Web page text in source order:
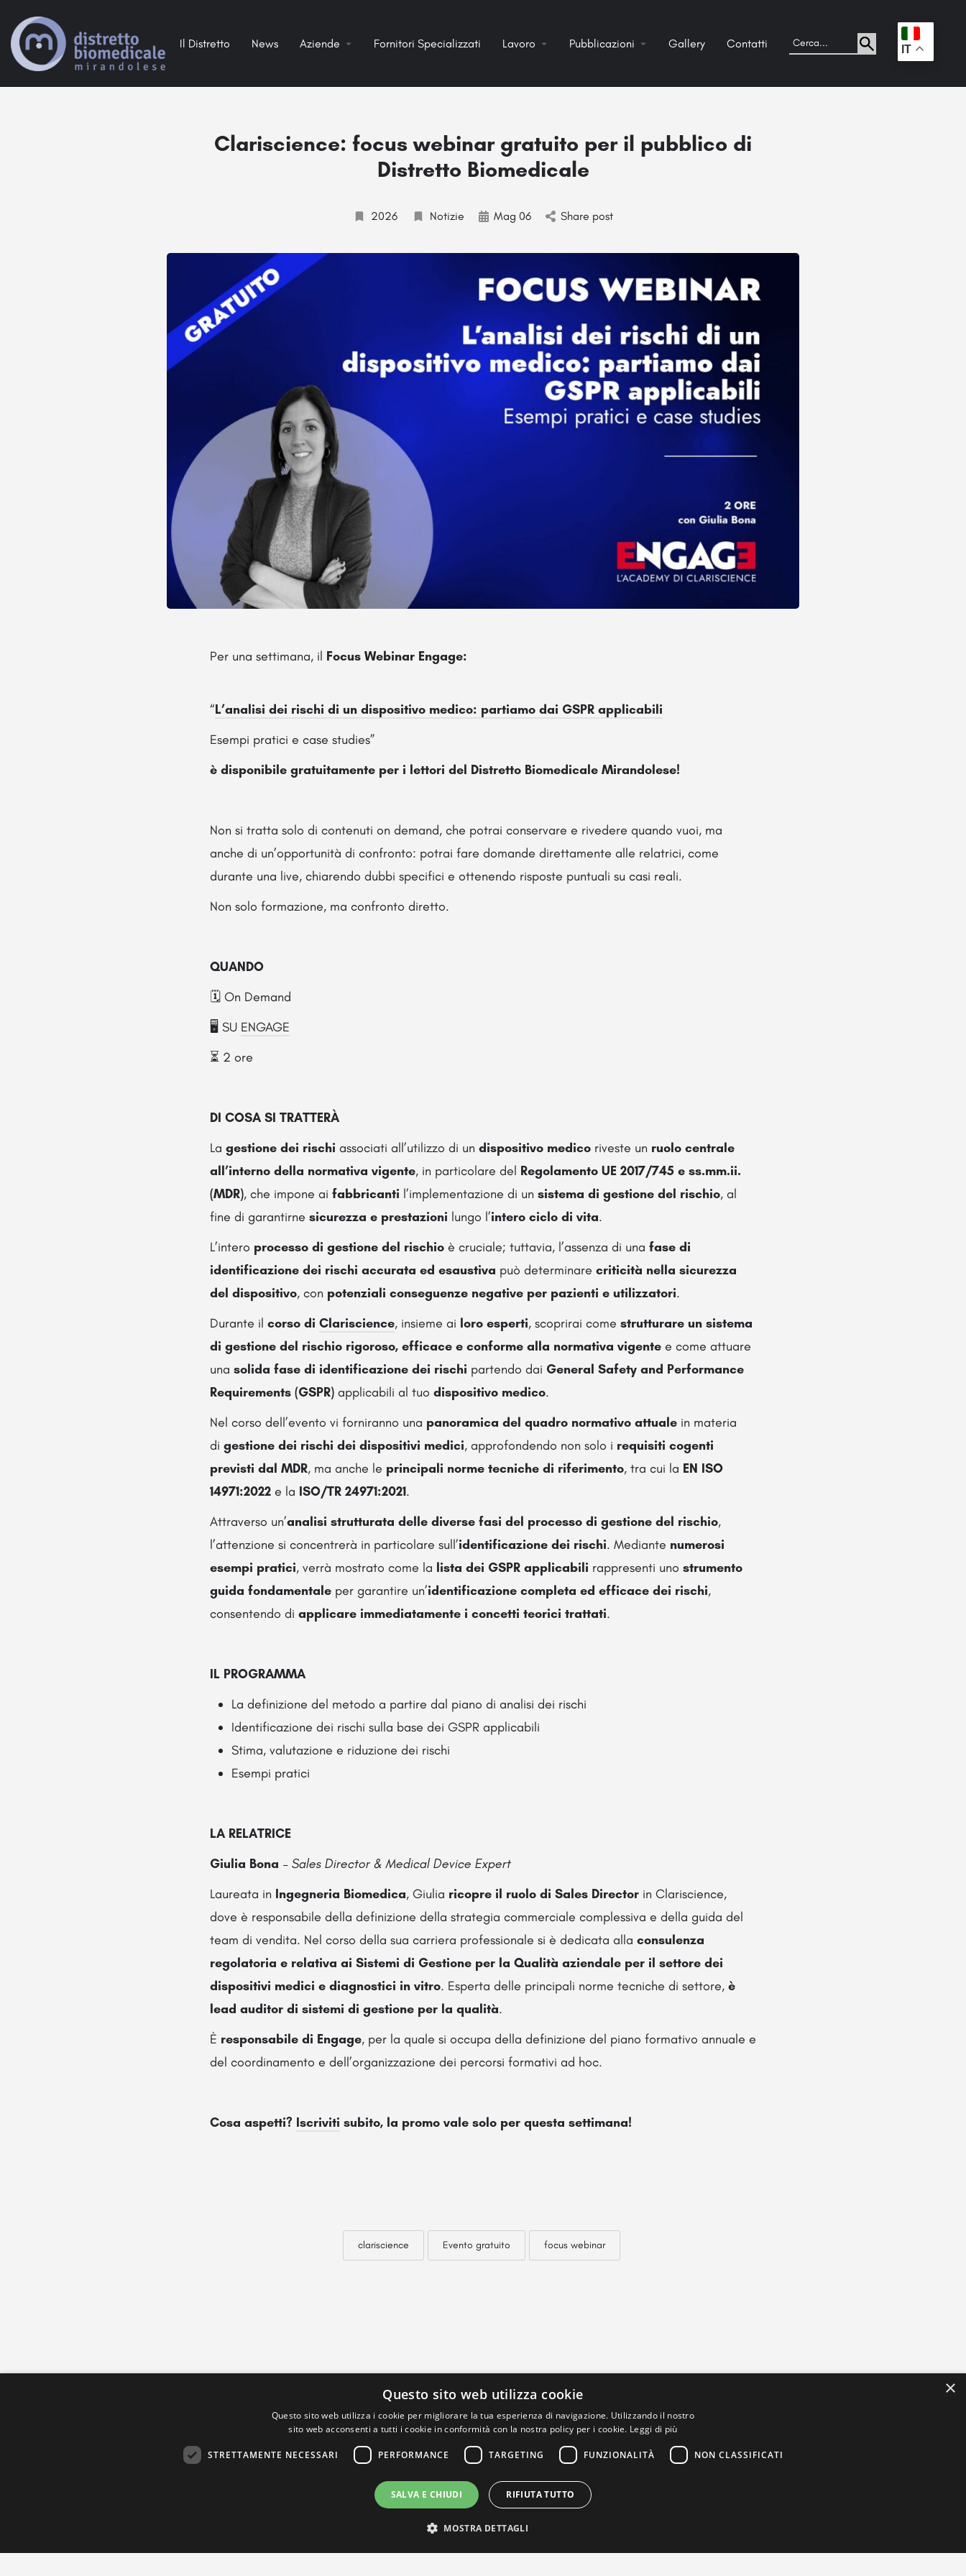
Il Distretto News Aziende Fornitori Specializzati Lavoro Pubblicazioni Gallery Contatti . IT
Clariscience: focus webinar gratuito per il pubblico di
Distretto Biomedicale
2026 Notizie Mag 06 Share post
Per una settimana, il Focus Webinar Engage:
“L’analisi dei rischi di un dispositivo medico: partiamo dai GSPR applicabili
Esempi pratici e case studies”
è disponibile gratuitamente per i lettori del Distretto Biomedicale Mirandolese!
Non si tratta solo di contenuti on demand, che potrai conservare e rivedere quando vuoi, ma
anche di un’opportunità di confronto: potrai fare domande direttamente alle relatrici, come
durante una live, chiarendo dubbi specifici e ottenendo risposte puntuali su casi reali.
Non solo formazione, ma confronto diretto.
QUANDO
🗓️ On Demand
🖥️ SU ENGAGE
⏳ 2 ore
DI COSA SI TRATTERÀ
La gestione dei rischi associati all’utilizzo di un dispositivo medico riveste un ruolo centrale
all’interno della normativa vigente, in particolare del Regolamento UE 2017/745 e ss.mm.ii.
(MDR), che impone ai fabbricanti l’implementazione di un sistema di gestione del rischio, al
fine di garantirne sicurezza e prestazioni lungo l’intero ciclo di vita.
L’intero processo di gestione del rischio è cruciale; tuttavia, l’assenza di una fase di
identificazione dei rischi accurata ed esaustiva può determinare criticità nella sicurezza
del dispositivo, con potenziali conseguenze negative per pazienti e utilizzatori.
Durante il corso di Clariscience, insieme ai loro esperti, scoprirai come strutturare un sistema
di gestione del rischio rigoroso, efficace e conforme alla normativa vigente e come attuare
una solida fase di identificazione dei rischi partendo dai General Safety and Performance
Requirements (GSPR) applicabili al tuo dispositivo medico.
Nel corso dell’evento vi forniranno una panoramica del quadro normativo attuale in materia
di gestione dei rischi dei dispositivi medici, approfondendo non solo i requisiti cogenti
previsti dal MDR, ma anche le principali norme tecniche di riferimento, tra cui la EN ISO
14971:2022 e la ISO/TR 24971:2021.
Attraverso un’analisi strutturata delle diverse fasi del processo di gestione del rischio,
l’attenzione si concentrerà in particolare sull’identificazione dei rischi. Mediante numerosi
esempi pratici, verrà mostrato come la lista dei GSPR applicabili rappresenti uno strumento
guida fondamentale per garantire un’identificazione completa ed efficace dei rischi,
consentendo di applicare immediatamente i concetti teorici trattati.
IL PROGRAMMA
La definizione del metodo a partire dal piano di analisi dei rischi
Identificazione dei rischi sulla base dei GSPR applicabili
Stima, valutazione e riduzione dei rischi
Esempi pratici
LA RELATRICE
Giulia Bona – Sales Director & Medical Device Expert
Laureata in Ingegneria Biomedica, Giulia ricopre il ruolo di Sales Director in Clariscience,
dove è responsabile della definizione della strategia commerciale complessiva e della guida del
team di vendita. Nel corso della sua carriera professionale si è dedicata alla consulenza
regolatoria e relativa ai Sistemi di Gestione per la Qualità aziendale per il settore dei
dispositivi medici e diagnostici in vitro. Esperta delle principali norme tecniche di settore, è
lead auditor di sistemi di gestione per la qualità.
È responsabile di Engage, per la quale si occupa della definizione del piano formativo annuale e
del coordinamento e dell’organizzazione dei percorsi formativi ad hoc.
Cosa aspetti? Iscriviti subito, la promo vale solo per questa settimana!
clariscience Evento gratuito focus webinar
×
Questo sito web utilizza cookie
Questo sito web utilizza i cookie per migliorare la tua esperienza di navigazione. Utilizzando il nostro
sito web acconsenti a tutti i cookie in conformità con la nostra policy per i cookie. Leggi di più
STRETTAMENTE NECESSARI PERFORMANCE TARGETING FUNZIONALITÀ NON CLASSIFICATI
SALVA E CHIUDI RIFIUTA TUTTO
MOSTRA DETTAGLI